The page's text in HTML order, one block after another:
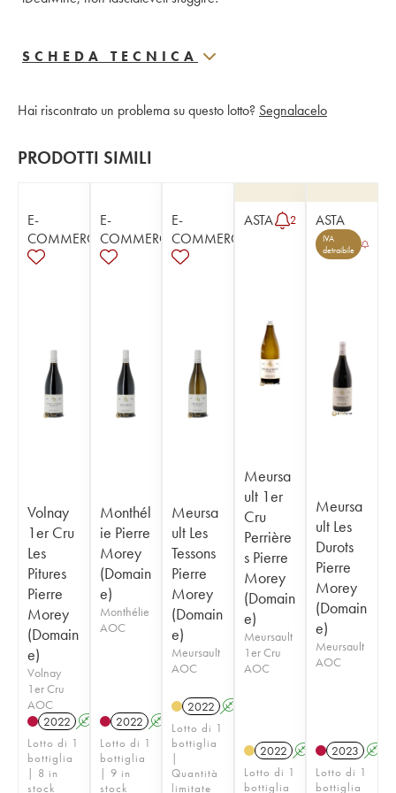
SCHEDA TECNICA
Hai riscontrato un problema su questo lotto? Segnalacelo
PRODOTTI SIMILI
E-
COMMERCE
Volnay
1er Cru
Les
Pitures
Pierre
Morey
(Domain
e)
Volnay
1er Cru
AOC
2022 A
Lotto di 1
bottiglia
| 8 in
stock
E-
COMMERCE
Monthél
ie Pierre
Morey
(Domain
e)
Monthélie
AOC
2022 A S
Lotto di 1
bottiglia
| 9 in
stock
E-
COMMERCE
Meursa
ult Les
Tessons
Pierre
Morey
(Domain
e)
Meursault
AOC
2022 A
Lotto di 1
bottiglia
|
Quantità
limitate
ASTA 2
Meursa
ult 1er
Cru
Perrière
s Pierre
Morey
(Domain
e)
Meursault
1er Cru
AOC
2022 A S
Lotto di 1
bottiglia
ASTA
IVA
detraibile
Meursa
ult Les
Durots
Pierre
Morey
(Domain
e)
Meursault
AOC
2023 A
Lotto di 1
bottiglia